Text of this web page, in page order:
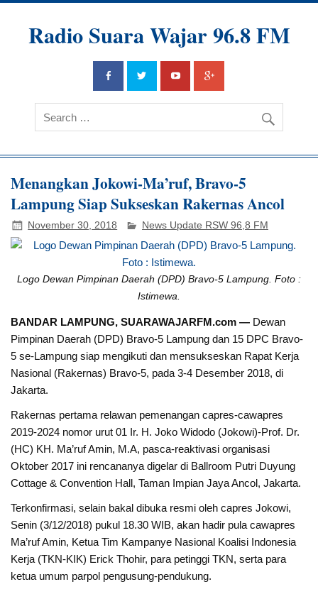
Radio Suara Wajar 96.8 FM
Menangkan Jokowi-Ma’ruf, Bravo-5
Lampung Siap Sukseskan Rakernas Ancol
November 30, 2018 News Update RSW 96,8 FM
Logo Dewan Pimpinan Daerah (DPD) Bravo-5 Lampung. Foto :
Istimewa.
BANDAR LAMPUNG, SUARAWAJARFM.com — Dewan
Pimpinan Daerah (DPD) Bravo-5 Lampung dan 15 DPC Bravo-
5 se-Lampung siap mengikuti dan mensukseskan Rapat Kerja
Nasional (Rakernas) Bravo-5, pada 3-4 Desember 2018, di
Jakarta.
Rakernas pertama relawan pemenangan capres-cawapres
2019-2024 nomor urut 01 Ir. H. Joko Widodo (Jokowi)-Prof. Dr.
(HC) KH. Ma’ruf Amin, M.A, pasca-reaktivasi organisasi
Oktober 2017 ini rencananya digelar di Ballroom Putri Duyung
Cottage & Convention Hall, Taman Impian Jaya Ancol, Jakarta.
Terkonfirmasi, selain bakal dibuka resmi oleh capres Jokowi,
Senin (3/12/2018) pukul 18.30 WIB, akan hadir pula cawapres
Ma’ruf Amin, Ketua Tim Kampanye Nasional Koalisi Indonesia
Kerja (TKN-KIK) Erick Thohir, para petinggi TKN, serta para
ketua umum parpol pengusung-pendukung.